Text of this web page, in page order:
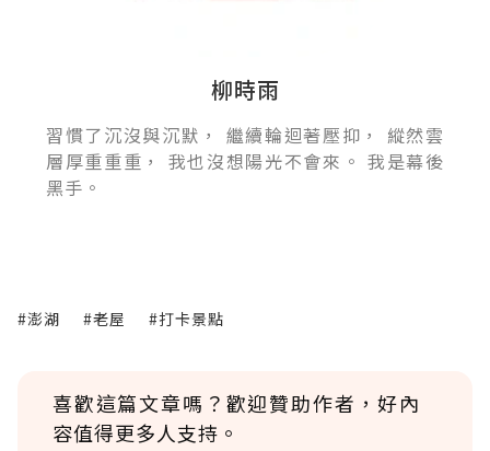
柳時雨
習慣了沉沒與沉默， 繼續輪迴著壓抑， 縱然雲
層厚重重重， 我也沒想陽光不會來。 我是幕後
黑手。
#澎湖 #老屋 #打卡景點
喜歡這篇文章嗎？歡迎贊助作者，好內
容值得更多人支持。